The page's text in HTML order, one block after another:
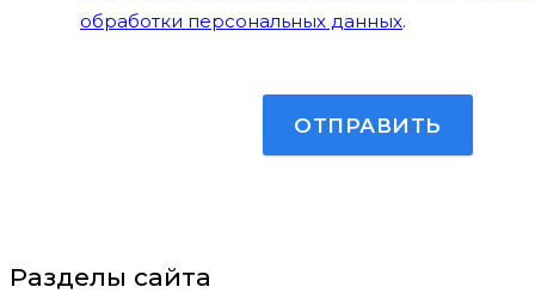
обработки персональных данных.
Разделы сайта